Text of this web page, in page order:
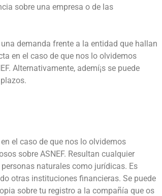
sobre una empresa o de las
demanda frente a la entidad que hallan
en el caso de que nos lo olvidemos
Alternativamente, ademí¡s se puede
el caso de que nos lo olvidemos
sobre ASNEF. Resultan cualquier
naturales como jurídicas. Es
otras instituciones financieras. Se puede
sobre tu registro a la compañía que os